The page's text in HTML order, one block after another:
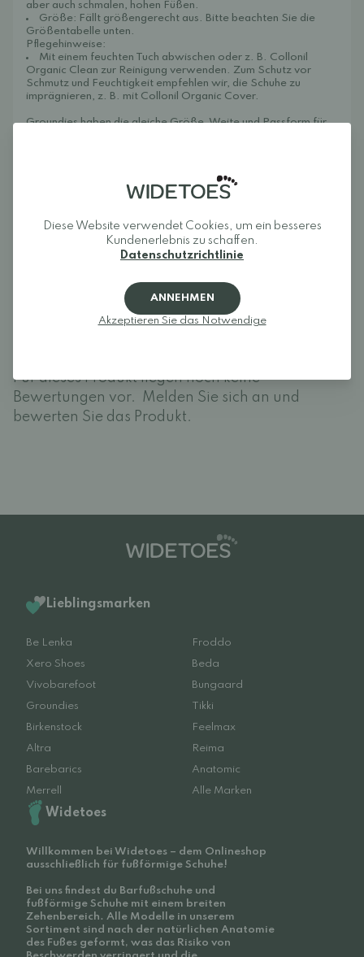
aber auch schmalen, hohen Füßen.
Größe: Fällt größengerecht aus. Bitte beachten Sie die
Größentabelle unten.
Pflegehinweise:
Mit einem feuchten Tuch abwischen oder z. B. Collonil
Organic Clean zur Reinigung verwenden. Zum Schutz vor
Schmutz und Feuchtigkeit empfehlen wir, die Schuhe zu
imprägnieren, z. B. mit Collonil Organic Cover.
Groundies haben die gleiche Größe, Weite und Passform für
Rezensionen
EINLOGGEN
Für dieses Produkt liegen noch keine
Bewertungen vor.
Melden Sie sich an und
bewerten Sie das Produkt.
Lieblingsmarken
Be Lenka
Froddo
Xero Shoes
Beda
Vivobarefoot
Bungaard
Groundies
Tikki
Birkenstock
Feelmax
Altra
Reima
Barebarics
Anatomic
Merrell
Alle Marken
Widetoes
Willkommen bei Widetoes – dem Onlineshop
ausschließlich für fußförmige Schuhe!
Bei uns findest du Barfußschuhe und
fußförmige Schuhe mit einem breiten
Zehenbereich. Alle Modelle in unserem
Sortiment sind nach der natürlichen Anatomie
des Fußes geformt, was das Risiko von
Diese Website verwendet Cookies, um ein besseres
Kundenerlebnis zu schaffen.
Datenschutzrichtlinie
ANNEHMEN
Akzeptieren Sie das Notwendige